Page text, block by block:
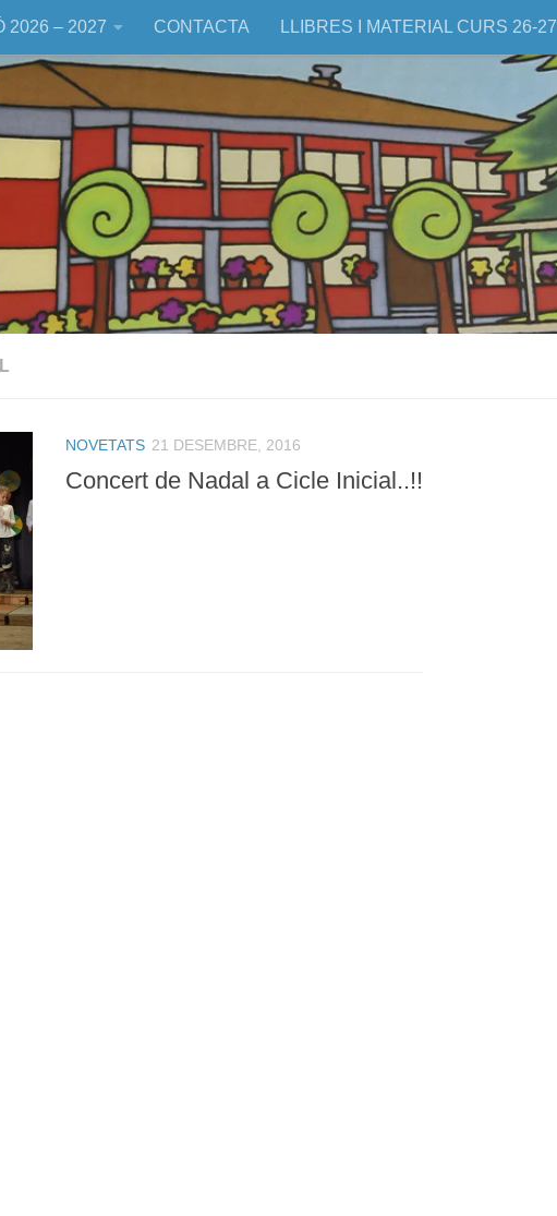
2026 – 2027 CONTACTA LLIBRES I MATERIAL CURS 26-27
NOVETATS 21 DESEMBRE, 2016
Concert de Nadal a Cicle Inicial..!!